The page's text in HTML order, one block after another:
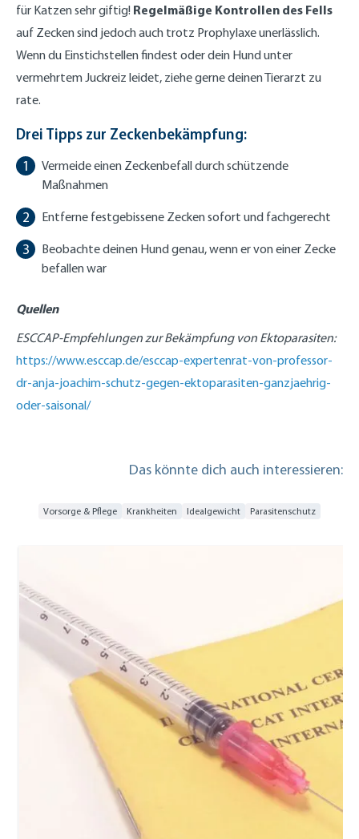
für Katzen sehr giftig! Regelmäßige Kontrollen des Fells
auf Zecken sind jedoch auch trotz Prophylaxe unerlässlich.
Wenn du Einstichstellen findest oder dein Hund unter
vermehrtem Juckreiz leidet, ziehe gerne deinen Tierarzt zu
rate.
Drei Tipps zur Zeckenbekämpfung:
Vermeide einen Zeckenbefall durch schützende
Maßnahmen
Entferne festgebissene Zecken sofort und fachgerecht
Beobachte deinen Hund genau, wenn er von einer Zecke
befallen war
Quellen
ESCCAP-Empfehlungen zur Bekämpfung von Ektoparasiten:
https://www.esccap.de/esccap-expertenrat-von-professor-
dr-anja-joachim-schutz-gegen-ektoparasiten-ganzjaehrig-
oder-saisonal/
Das könnte dich auch interessieren:
Vorsorge & Pflege Krankheiten Idealgewicht Parasitenschutz